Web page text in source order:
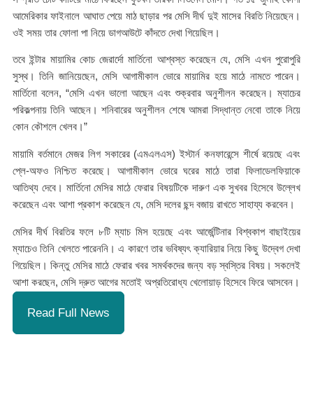
আমেরিকার ফাইনালে আঘাত পেয়ে মাঠ ছাড়ার পর মেসি দীর্ঘ দুই মাসের বিরতি নিয়েছেন।
ওই সময় তার ফোলা পা নিয়ে ডাগআউটে কাঁদতে দেখা গিয়েছিল।
তবে ইন্টার মায়ামির কোচ জেরার্দো মার্তিনো আশ্বস্ত করেছেন যে, মেসি এখন পুরোপুরি
সুস্থ। তিনি জানিয়েছেন, মেসি আগামীকাল ভোরে মায়ামির হয়ে মাঠে নামতে পারেন।
মার্তিনো বলেন, “মেসি এখন ভালো আছেন এবং শুক্রবার অনুশীলন করেছেন। ম্যাচের
পরিকল্পনায় তিনি আছেন। শনিবারের অনুশীলন শেষে আমরা সিদ্ধান্ত নেবো তাকে নিয়ে
কোন কৌশলে খেলব।”
মায়ামি বর্তমানে মেজর লিগ সকারের (এমএলএস) ইস্টার্ন কনফারেন্সে শীর্ষে রয়েছে এবং
প্লে-অফও নিশ্চিত করেছে। আগামীকাল ভোরে ঘরের মাঠে তারা ফিলাডেলফিয়াকে
আতিথ্য দেবে। মার্তিনো মেসির মাঠে ফেরার বিষয়টিকে দারুণ এক সুখবর হিসেবে উল্লেখ
করেছেন এবং আশা প্রকাশ করেছেন যে, মেসি দলের ছন্দ বজায় রাখতে সাহায্য করবেন।
মেসির দীর্ঘ বিরতির ফলে ৮টি ম্যাচ মিস হয়েছে এবং আর্জেন্টিনার বিশ্বকাপ বাছাইয়ের
ম্যাচেও তিনি খেলতে পারেননি। এ কারণে তার ভবিষ্যৎ ক্যারিয়ার নিয়ে কিছু উদ্বেগ দেখা
গিয়েছিল। কিন্তু মেসির মাঠে ফেরার খবর সমর্থকদের জন্য বড় স্বস্তির বিষয়। সকলেই
আশা করছেন, মেসি দ্রুত আগের মতোই অপ্রতিরোধ্য খেলোয়াড় হিসেবে ফিরে আসবেন।
Read Full News